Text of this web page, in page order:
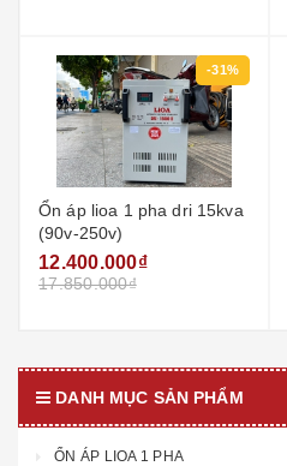
-31%
Ổn áp lioa 1 pha dri 15kva
(90v-250v)
12.400.000₫
17.850.000₫
DANH MỤC SẢN PHẨM
ỔN ÁP LIOA 1 PHA